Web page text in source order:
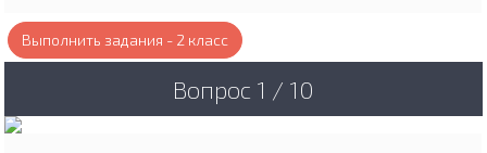
Выполнить задания - 2 класс
Вопрос 1 / 10